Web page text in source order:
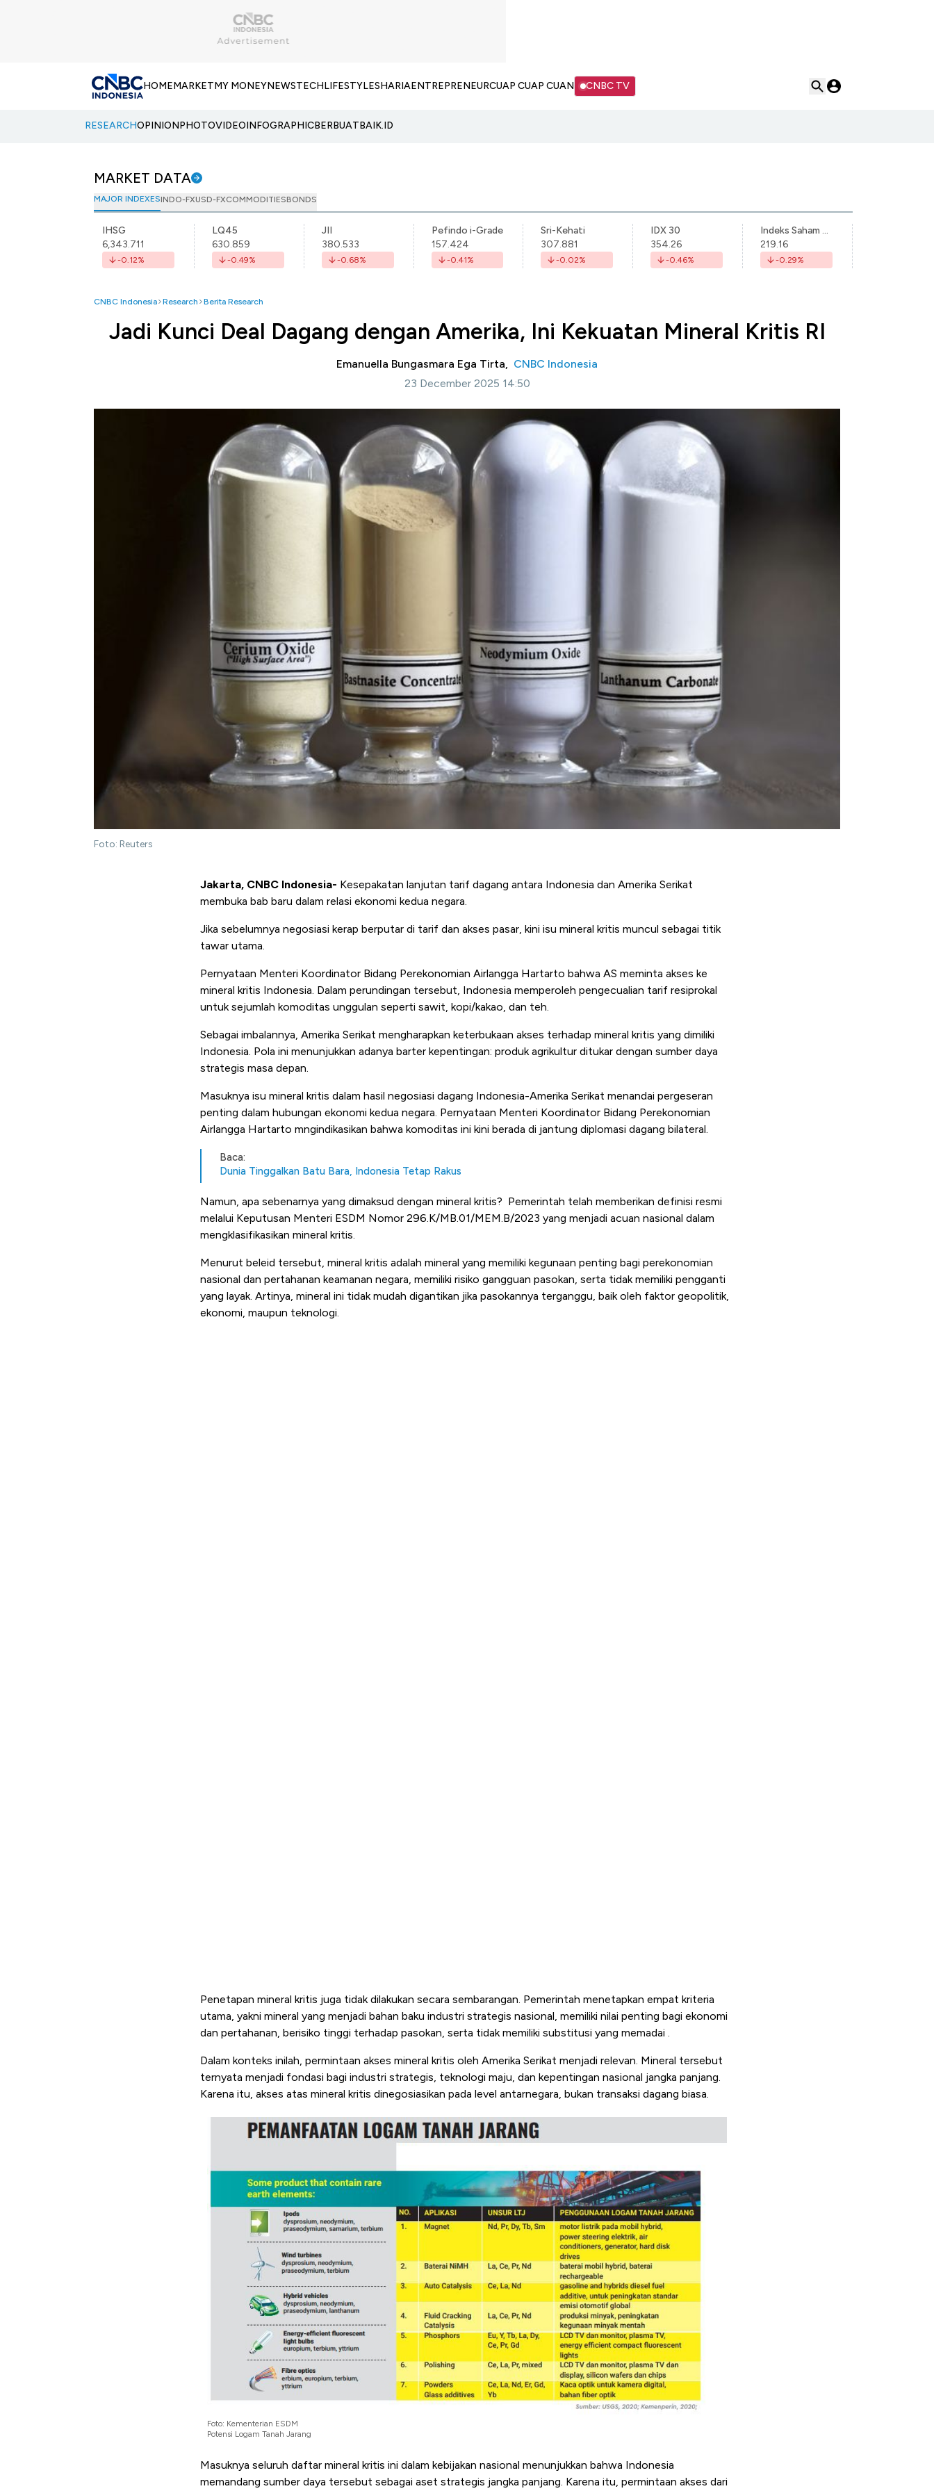
HOMEMARKETMY MONEYNEWSTECHLIFESTYLESHARIAENTREPRENEURCUAP CUAP CUAN CNBC TV
RESEARCHOPINIONPHOTOVIDEOINFOGRAPHICBERBUATBAIK.ID
MARKET DATA
MAJOR INDEXESINDO-FXUSD-FXCOMMODITIESBONDS
IHSG
6,343.711
-0.12%
LQ45
630.859
-0.49%
JII
380.533
-0.68%
Pefindo i-Grade
157.424
-0.41%
Sri-Kehati
307.881
-0.02%
IDX 30
354.26
-0.46%
Indeks Saham Syariah Indonesia
219.16
-0.29%
CNBC Indonesia Research Berita Research
Jadi Kunci Deal Dagang dengan Amerika, Ini Kekuatan Mineral Kritis RI
Emanuella Bungasmara Ega Tirta, CNBC Indonesia
23 December 2025 14:50
Foto: Reuters
Jakarta, CNBC Indonesia- Kesepakatan lanjutan tarif dagang antara Indonesia dan Amerika Serikat
membuka bab baru dalam relasi ekonomi kedua negara.
Jika sebelumnya negosiasi kerap berputar di tarif dan akses pasar, kini isu mineral kritis muncul sebagai titik
tawar utama.
Pernyataan Menteri Koordinator Bidang Perekonomian Airlangga Hartarto bahwa AS meminta akses ke
mineral kritis Indonesia. Dalam perundingan tersebut, Indonesia memperoleh pengecualian tarif resiprokal
untuk sejumlah komoditas unggulan seperti sawit, kopi/kakao, dan teh.
Sebagai imbalannya, Amerika Serikat mengharapkan keterbukaan akses terhadap mineral kritis yang dimiliki
Indonesia. Pola ini menunjukkan adanya barter kepentingan: produk agrikultur ditukar dengan sumber daya
strategis masa depan.
Masuknya isu mineral kritis dalam hasil negosiasi dagang Indonesia-Amerika Serikat menandai pergeseran
penting dalam hubungan ekonomi kedua negara. Pernyataan Menteri Koordinator Bidang Perekonomian
Airlangga Hartarto mngindikasikan bahwa komoditas ini kini berada di jantung diplomasi dagang bilateral.
Baca:
Dunia Tinggalkan Batu Bara, Indonesia Tetap Rakus
Namun, apa sebenarnya yang dimaksud dengan mineral kritis? Pemerintah telah memberikan definisi resmi
melalui Keputusan Menteri ESDM Nomor 296.K/MB.01/MEM.B/2023 yang menjadi acuan nasional dalam
mengklasifikasikan mineral kritis.
Menurut beleid tersebut, mineral kritis adalah mineral yang memiliki kegunaan penting bagi perekonomian
nasional dan pertahanan keamanan negara, memiliki risiko gangguan pasokan, serta tidak memiliki pengganti
yang layak. Artinya, mineral ini tidak mudah digantikan jika pasokannya terganggu, baik oleh faktor geopolitik,
ekonomi, maupun teknologi.
Penetapan mineral kritis juga tidak dilakukan secara sembarangan. Pemerintah menetapkan empat kriteria
utama, yakni mineral yang menjadi bahan baku industri strategis nasional, memiliki nilai penting bagi ekonomi
dan pertahanan, berisiko tinggi terhadap pasokan, serta tidak memiliki substitusi yang memadai .
Dalam konteks inilah, permintaan akses mineral kritis oleh Amerika Serikat menjadi relevan. Mineral tersebut
ternyata menjadi fondasi bagi industri strategis, teknologi maju, dan kepentingan nasional jangka panjang.
Karena itu, akses atas mineral kritis dinegosiasikan pada level antarnegara, bukan transaksi dagang biasa.
Foto: Kementerian ESDM
Potensi Logam Tanah Jarang
Masuknya seluruh daftar mineral kritis ini dalam kebijakan nasional menunjukkan bahwa Indonesia
memandang sumber daya tersebut sebagai aset strategis jangka panjang. Karena itu, permintaan akses dari